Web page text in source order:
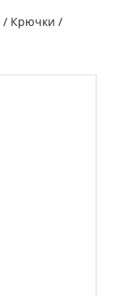
/ Крючки /